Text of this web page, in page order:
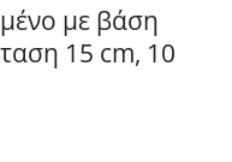
με βάση
15 cm, 10